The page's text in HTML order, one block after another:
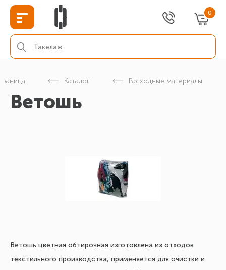
0
Каталог Расходные материалы
Ветошь
Ветошь цветная обтирочная изготовлена из отходов
текстильного производства, применяется для очистки и